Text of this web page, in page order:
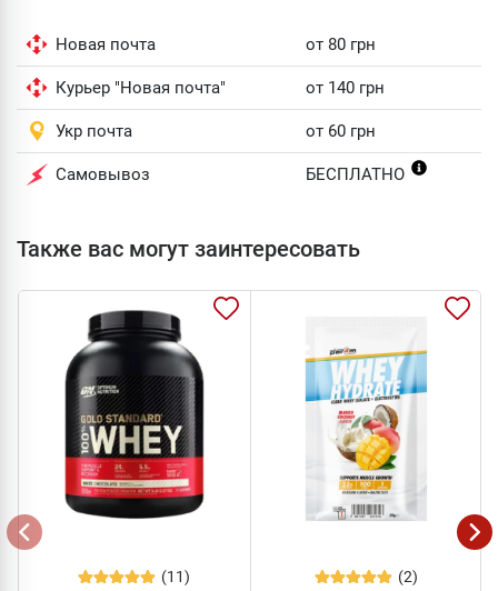
Новая почта от 80 грн
Курьер "Новая почта" от 140 грн
Укр почта от 60 грн
Самовывоз БЕСПЛАТНО
Также вас могут заинтересовать
(11) (2)